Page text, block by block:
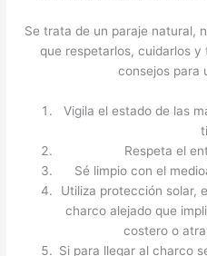
Se trata de un paraje natural,
que respetarlos, cuidarlos
consejos para
Vigila el estado de las
Respeta el
Sé limpio con el
Utiliza protección solar,
charco alejado que
costero o
Si para llegar al charco